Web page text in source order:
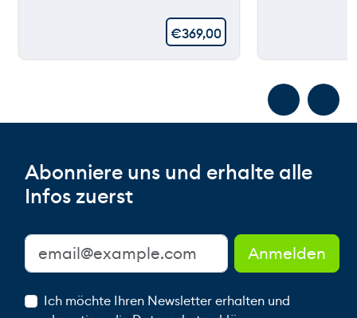
€369,00
Abonniere uns und erhalte alle
Infos zuerst
Ich möchte Ihren Newsletter erhalten und